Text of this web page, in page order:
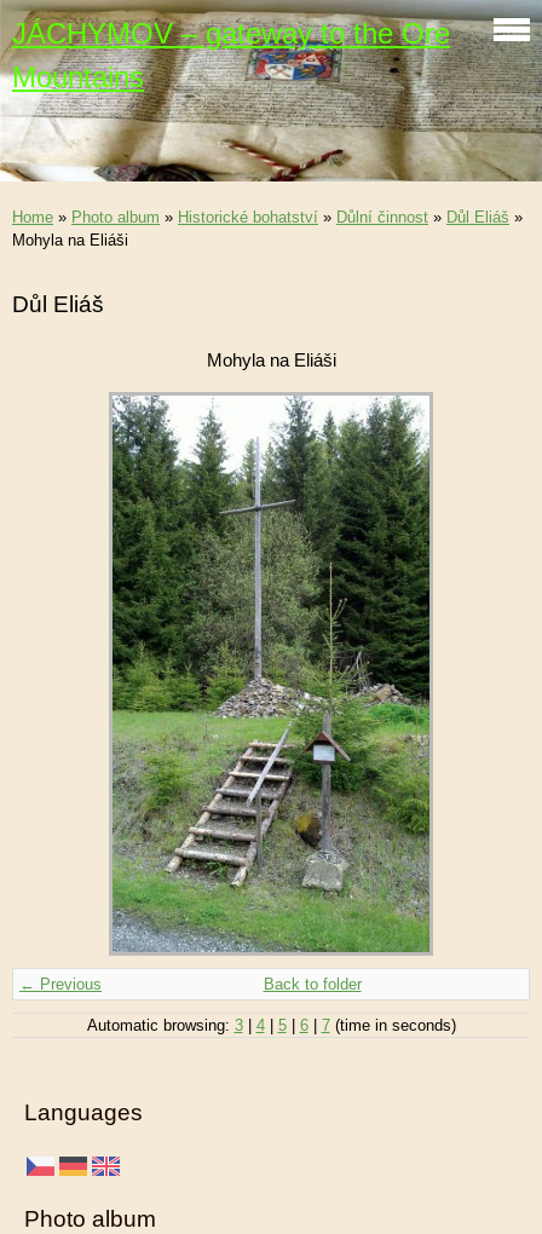
JÁCHYMOV – gateway to the Ore
Mountains
Home » Photo album » Historické bohatství » Důlní činnost » Důl Eliáš »
Mohyla na Eliáši
Důl Eliáš
Mohyla na Eliáši
← Previous Back to folder
Automatic browsing: 3| 4| 5| 6| 7(time in seconds)
Languages
Photo album